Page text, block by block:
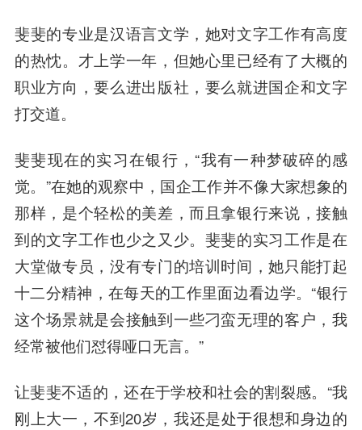
斐斐的专业是汉语言文学，她对文字工作有高度
的热忱。才上学一年，但她心里已经有了大概的
职业方向，要么进出版社，要么就进国企和文字
打交道。
斐斐现在的实习在银行，“我有一种梦破碎的感
觉。”在她的观察中，国企工作并不像大家想象的
那样，是个轻松的美差，而且拿银行来说，接触
到的文字工作也少之又少。斐斐的实习工作是在
大堂做专员，没有专门的培训时间，她只能打起
十二分精神，在每天的工作里面边看边学。“银行
这个场景就是会接触到一些刁蛮无理的客户，我
经常被他们怼得哑口无言。”
让斐斐不适的，还在于学校和社会的割裂感。“我
刚上大一，不到20岁，我还是处于很想和身边的